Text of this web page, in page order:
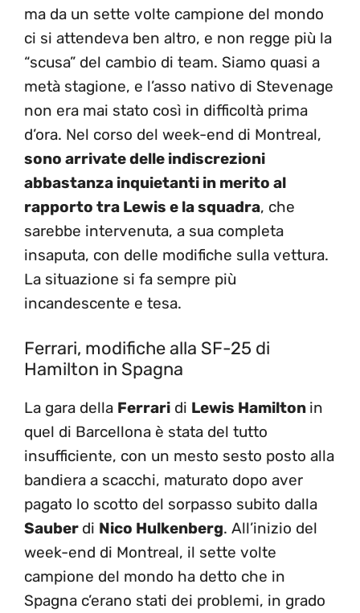
ma da un sette volte campione del mondo
ci si attendeva ben altro, e non regge più la
“scusa” del cambio di team. Siamo quasi a
metà stagione, e l’asso nativo di Stevenage
non era mai stato così in difficoltà prima
d’ora. Nel corso del week-end di Montreal,
sono arrivate delle indiscrezioni
abbastanza inquietanti in merito al
rapporto tra Lewis e la squadra, che
sarebbe intervenuta, a sua completa
insaputa, con delle modifiche sulla vettura.
La situazione si fa sempre più
incandescente e tesa.
Ferrari, modifiche alla SF-25 di
Hamilton in Spagna
La gara della Ferrari di Lewis Hamilton in
quel di Barcellona è stata del tutto
insufficiente, con un mesto sesto posto alla
bandiera a scacchi, maturato dopo aver
pagato lo scotto del sorpasso subito dalla
Sauber di Nico Hulkenberg. All’inizio del
week-end di Montreal, il sette volte
campione del mondo ha detto che in
Spagna c’erano stati dei problemi, in grado